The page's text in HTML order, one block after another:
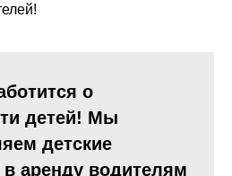
о
детей! Мы
детские
в аренду водителям